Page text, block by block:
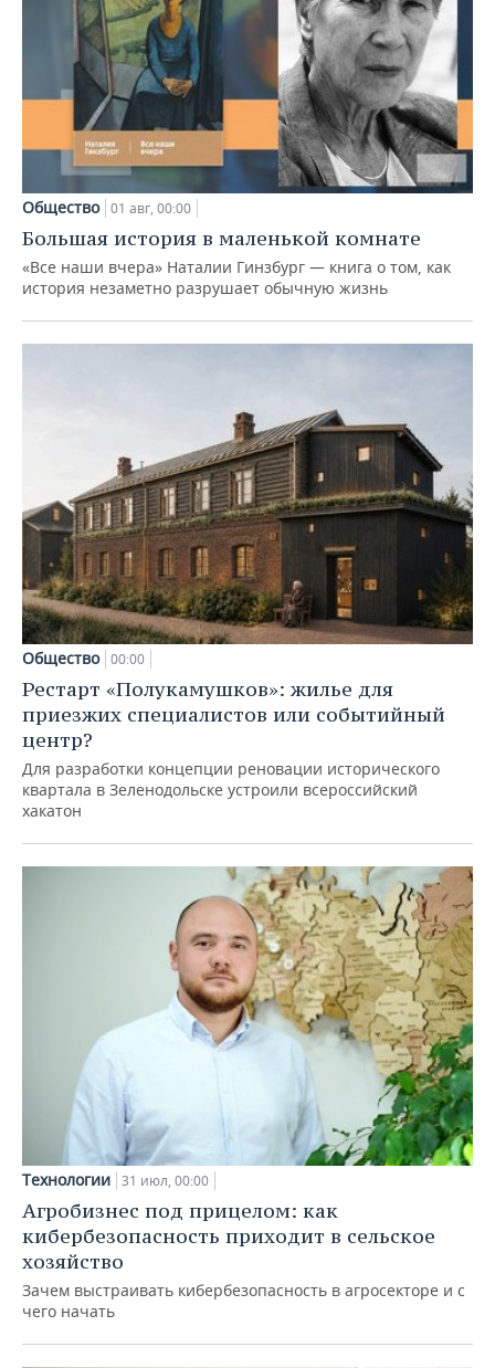
Общество 01 авг, 00:00
Большая история в маленькой комнате
«Все наши вчера» Наталии Гинзбург — книга о том, как
история незаметно разрушает обычную жизнь
Общество 00:00
Рестарт «Полукамушков»: жилье для
приезжих специалистов или событийный
центр?
Для разработки концепции реновации исторического
квартала в Зеленодольске устроили всероссийский
хакатон
Технологии 31 июл, 00:00
Агробизнес под прицелом: как
кибербезопасность приходит в сельское
хозяйство
Зачем выстраивать кибербезопасность в агросекторе и с
чего начать